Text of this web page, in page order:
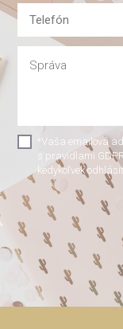
*Vaša emailová
s pravidlami
kedykoľvek